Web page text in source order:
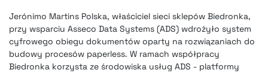
FINTEK EXTRA
OKIEM EKSPERTA
Jerónimo Martins Polska, właściciel sieci sklepów Biedronka,
przy wsparciu Asseco Data Systems (ADS) wdrożyło system
cyfrowego obiegu dokumentów oparty na rozwiązaniach do
budowy procesów paperless. W ramach współpracy
Biedronka korzysta ze środowiska usług ADS - platformy